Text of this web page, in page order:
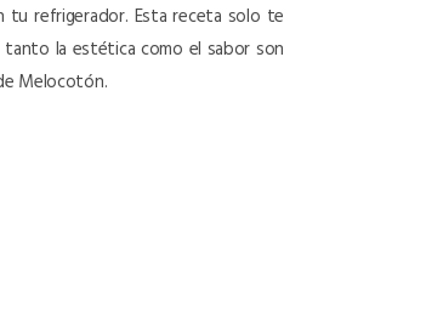
tu refrigerador. Esta receta solo te
tanto la estética como el sabor son
Melocotón.